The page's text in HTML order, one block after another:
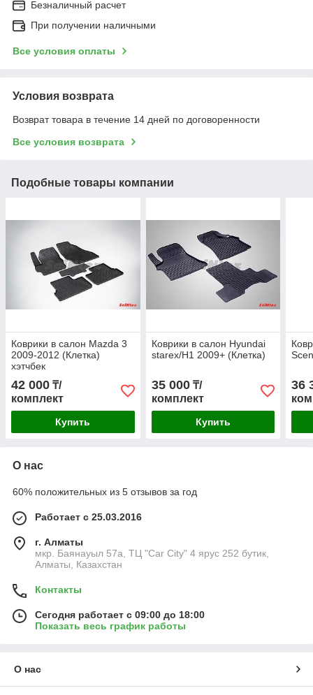
Безналичный расчет
При получении наличными
Все условия оплаты
Условия возврата
Возврат товара в течение 14 дней по договоренности
Все условия возврата
Подобные товары компании
Коврики в салон Mazda 3
2009-2012 (Клетка)
хэтчбек
42 000 ₸/
комплект
Купить
Коврики в салон Hyundai
starex/H1 2009+ (Клетка)
35 000₸/
комплект
Купить
36
О нас
60% положительных из 5 отзывов за год
Работает с 25.03.2016
г. Алматы
мкр. Баянауыл 57а, ТЦ "Car Сity" 4 ярус 252 бутик,
Алматы, Казахстан
Контакты
Сегодня работает с 09:00 до 18:00
Показать весь график работы
О нас